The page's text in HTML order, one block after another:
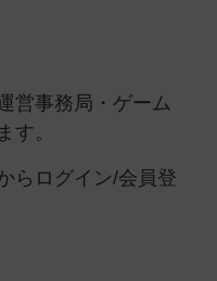
営事務局・ゲーム
す。
らログイン/会員登